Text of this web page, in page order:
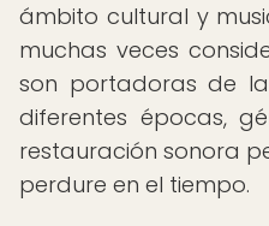
ámbito cultural y
muchas veces
son portadoras de
diferentes épocas,
restauración sonora
perdure en el tiempo.